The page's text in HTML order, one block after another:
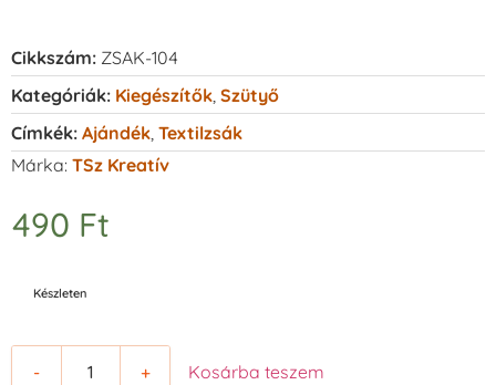
Cikkszám: ZSAK-104
Kategóriák: Kiegészítők Szütyő
Címkék: Ajándék Textilzsák
Márka: TSz Kreatív
490 Ft
Készleten
- + Kosárba teszem